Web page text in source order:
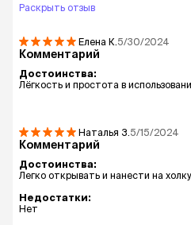
Раскрыть отзыв
Елена К. 5/30/2024
Комментарий
Достоинства:
Лёгкость и простота в
Наталья З. 5/15/2024
Комментарий
Достоинства:
Легко открывать и нанести на холку
Недостатки:
Нет